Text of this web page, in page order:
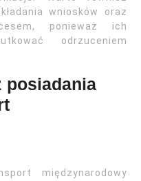
wniosków oraz
ponieważ ich
odrzuceniem
posiadania
międzynarodowy